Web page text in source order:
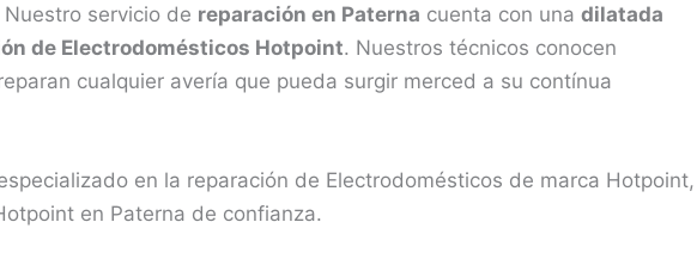
servicio de reparación en Paterna cuenta con una dilatada
de Electrodomésticos Hotpoint. Nuestros técnicos conocen
cualquier avería que pueda surgir merced a su contínua
en la reparación de Electrodomésticos de marca Hotpoint,
en Paterna de confianza.